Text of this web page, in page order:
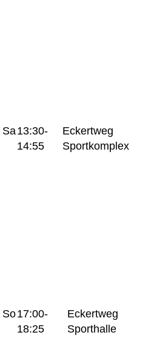
Sa13:30-
14:55
Eckertweg
Sportkomplex
So17:00-
18:25
Eckertweg
Sporthalle